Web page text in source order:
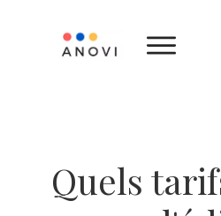
Quels